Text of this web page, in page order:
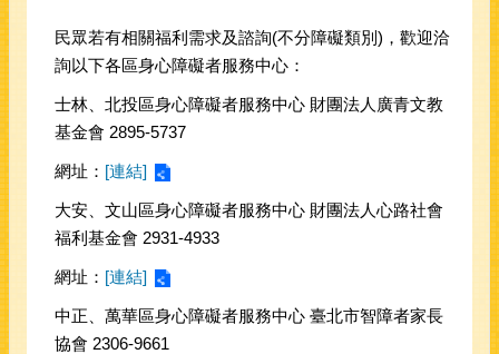
民眾若有相關福利需求及諮詢(不分障礙類別)，歡迎洽
詢以下各區身心障礙者服務中心：
士林、北投區身心障礙者服務中心 財團法人廣青文教
基金會 2895-5737
網址： [連結]
大安、文山區身心障礙者服務中心 財團法人心路社會
福利基金會 2931-4933
網址： [連結]
中正、萬華區身心障礙者服務中心 臺北市智障者家長
協會 2306-9661